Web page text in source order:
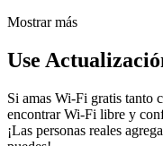
Mostrar más
Use
Si amas Wi-Fi gratis tanto
encontrar Wi-Fi libre y
¡Las personas reales